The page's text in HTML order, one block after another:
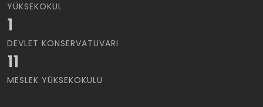
YÜKSEKOKUL
1
DEVLET KONSERVATUVARI
11
MESLEK YÜKSEKOKULU